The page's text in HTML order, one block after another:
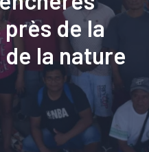
de la
la nature